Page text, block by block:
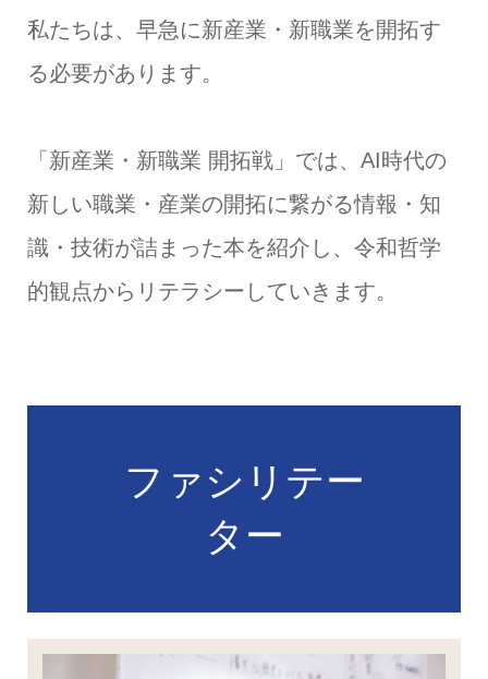
私たちは、早急に新産業・新職業を開拓す
る必要があります。
「新産業・新職業 開拓戦」では、AI時代の
新しい職業・産業の開拓に繋がる情報・知
識・技術が詰まった本を紹介し、令和哲学
的観点からリテラシーしていきます。
ファシリテー
ター